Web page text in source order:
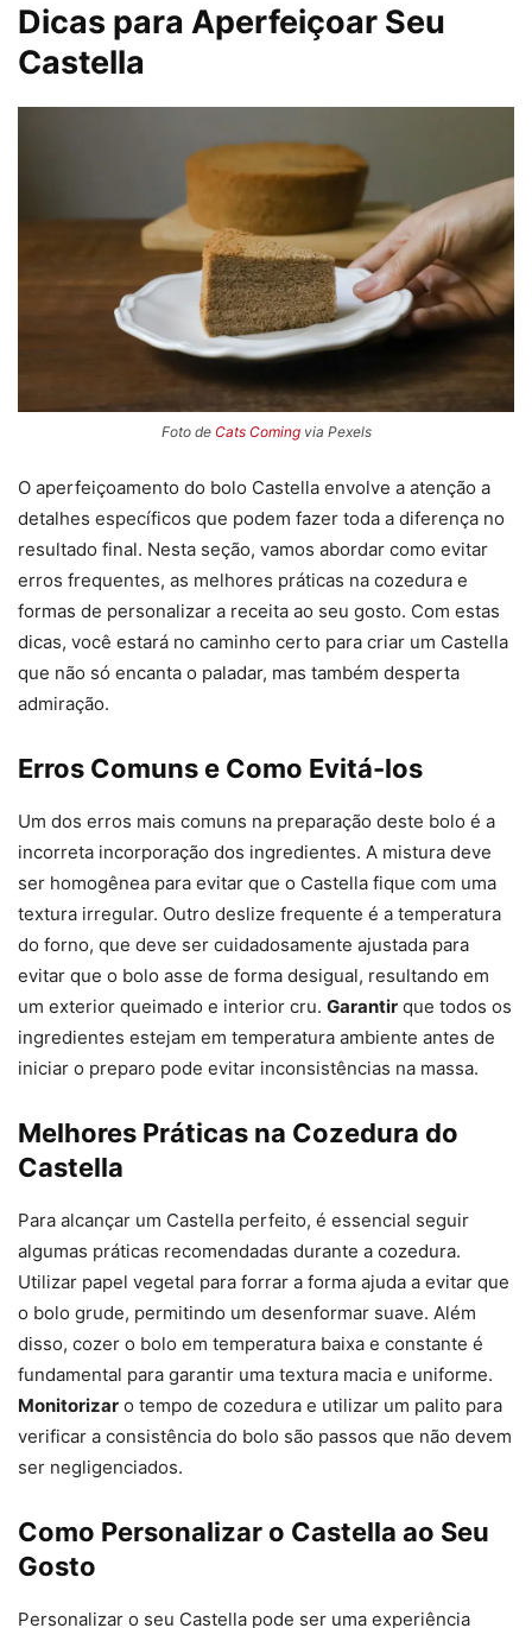
Dicas para Aperfeiçoar Seu
Castella
Foto de Cats Comingvia Pexels
O aperfeiçoamento do bolo Castella envolve a atenção a
detalhes específicos que podem fazer toda a diferença no
resultado final. Nesta seção, vamos abordar como evitar
erros frequentes, as melhores práticas na cozedura e
formas de personalizar a receita ao seu gosto. Com estas
dicas, você estará no caminho certo para criar um Castella
que não só encanta o paladar, mas também desperta
admiração.
Erros Comuns e Como Evitá-los
Um dos erros mais comuns na preparação deste bolo é a
incorreta incorporação dos ingredientes. A mistura deve
ser homogênea para evitar que o Castella fique com uma
textura irregular. Outro deslize frequente é a temperatura
do forno, que deve ser cuidadosamente ajustada para
evitar que o bolo asse de forma desigual, resultando em
um exterior queimado e interior cru. Garantir que todos os
ingredientes estejam em temperatura ambiente antes de
iniciar o preparo pode evitar inconsistências na massa.
Melhores Práticas na Cozedura do
Castella
Para alcançar um Castella perfeito, é essencial seguir
algumas práticas recomendadas durante a cozedura.
Utilizar papel vegetal para forrar a forma ajuda a evitar que
o bolo grude, permitindo um desenformar suave. Além
disso, cozer o bolo em temperatura baixa e constante é
fundamental para garantir uma textura macia e uniforme.
Monitorizar o tempo de cozedura e utilizar um palito para
verificar a consistência do bolo são passos que não devem
ser negligenciados.
Como Personalizar o Castella ao Seu
Gosto
Personalizar o seu Castella pode ser uma experiência